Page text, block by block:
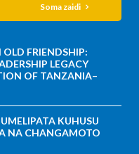
Soma zaidi
FRIENDSHIP:
LEGACY
OF TANZANIA–
KUHUSU
NA CHANGAMOTO